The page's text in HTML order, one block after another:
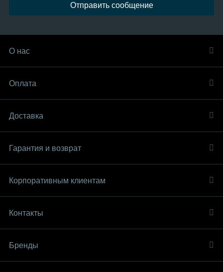
Отправить сообщение
О нас
Оплата
Доставка
Гарантия и возврат
Корпоративным клиентам
Контакты
Бренды